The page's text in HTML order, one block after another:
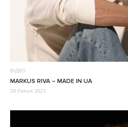
ВІДЕО
MARKUS RIVA – MADE IN UA
29 Липня 2023